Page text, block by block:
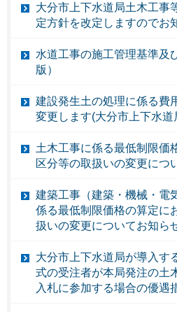
大分市上下水道局土木工事
定方針を改定しますのでお
水道工事の施工管理基準及
版）
建設発生土の処理に係る費
変更します(大分市上下水道
土木工事に係る最低制限価
区分等の取扱いの変更につ
建築工事（建築・機械・電
係る最低制限価格の算定に
扱いの変更についてお知ら
大分市上下水道局が導入す
式の受注者が本局発注の土
入札に参加する場合の優遇